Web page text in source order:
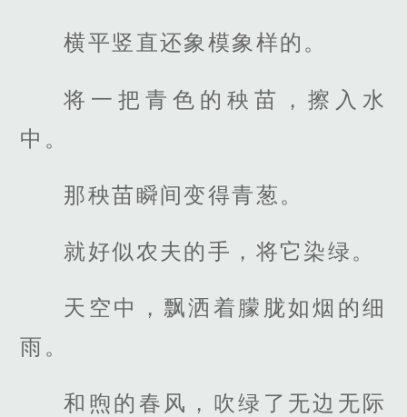
横平竖直还象模象样的。
将一把青色的秧苗，擦入水
中。
那秧苗瞬间变得青葱。
就好似农夫的手，将它染绿。
天空中，飘洒着朦胧如烟的细
雨。
和煦的春风，吹绿了无边无际